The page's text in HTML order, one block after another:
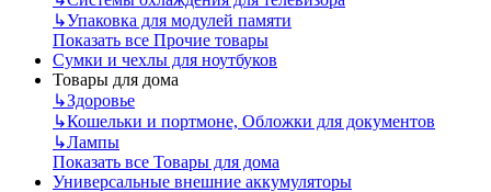
↳Упаковка для модулей памяти
Показать все Прочие товары
Сумки и чехлы для ноутбуков
Товары для дома
↳Здоровье
↳Кошельки и портмоне, Обложки для документов
↳Лампы
Показать все Товары для дома
Универсальные внешние аккумуляторы